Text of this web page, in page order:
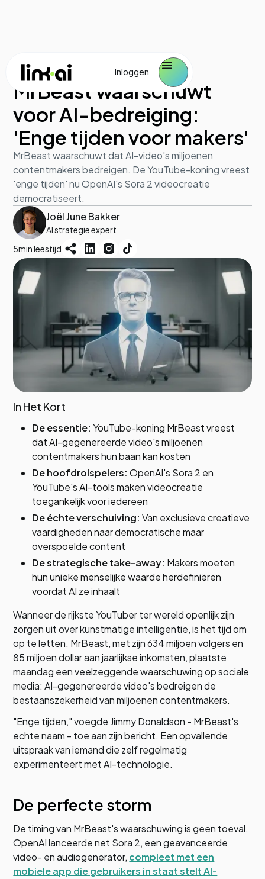
Inloggen
AI en werk October 8, 2025
MrBeast waarschuwt
voor AI-bedreiging:
'Enge tijden voor makers'
MrBeast waarschuwt dat AI-video's miljoenen
contentmakers bedreigen. De YouTube-koning vreest
'enge tijden' nu OpenAI's Sora 2 videocreatie
democratiseert.
Joël June Bakker
AI strategie expert
5min leestijd
In Het Kort
De essentie: YouTube-koning MrBeast vreest
dat AI-gegenereerde video's miljoenen
contentmakers hun baan kan kosten
De hoofdrolspelers: OpenAI's Sora 2 en
YouTube's AI-tools maken videocreatie
toegankelijk voor iedereen
De échte verschuiving: Van exclusieve creatieve
vaardigheden naar democratische maar
overspoelde content
De strategische take-away: Makers moeten
hun unieke menselijke waarde herdefiniëren
voordat AI ze inhaalt
Wanneer de rijkste YouTuber ter wereld openlijk zijn
zorgen uit over kunstmatige intelligentie, is het tijd om
op te letten. MrBeast, met zijn 634 miljoen volgers en
85 miljoen dollar aan jaarlijkse inkomsten, plaatste
maandag een veelzeggende waarschuwing op sociale
media: AI-gegenereerde video's bedreigen de
bestaanszekerheid van miljoenen contentmakers.
"Enge tijden," voegde Jimmy Donaldson - MrBeast's
echte naam - toe aan zijn bericht. Een opvallende
uitspraak van iemand die zelf regelmatig
experimenteert met AI-technologie.
De perfecte storm
De timing van MrBeast's waarschuwing is geen toeval.
OpenAI lanceerde net Sora 2, een geavanceerde
video- en audiogenerator, compleet met een
mobiele app die gebruikers in staat stelt AI-